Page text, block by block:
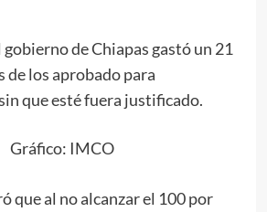
de Chiapas gastó un 21
de los aprobado para
que esté fuera justificado.
Gráfico: IMCO
que al no alcanzar el 100 por